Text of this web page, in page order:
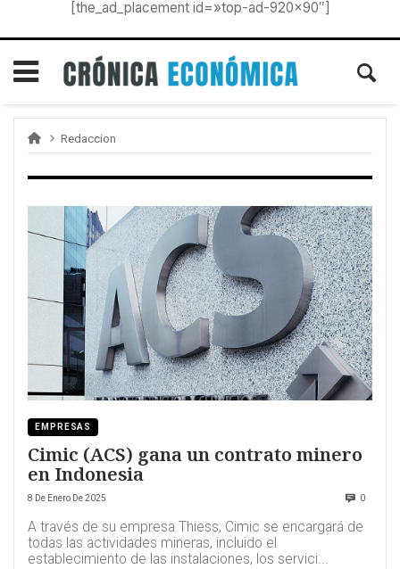
[the_ad_placement id=»top-ad-920×90″]
Redaccion
EMPRESAS
Cimic (ACS) gana un contrato minero
en Indonesia
8 De Enero De 2025 0
A través de su empresa Thiess, Cimic se encargará de
todas las actividades mineras, incluido el
establecimiento de las instalaciones, los servici...